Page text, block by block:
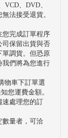
VCD、DVD、
法接受退貨。
您完成訂單程序
司保留出貨與否
單調貨。但恐原
我們將為您進行
物車下訂單選
您運費金額。
速處理您的訂
數量者，可洽